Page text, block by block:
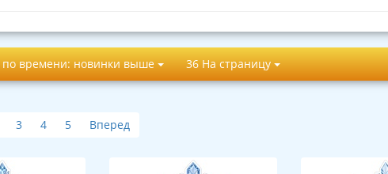
по времени: новинки выше 36 На страницу
3 4 5 Вперед